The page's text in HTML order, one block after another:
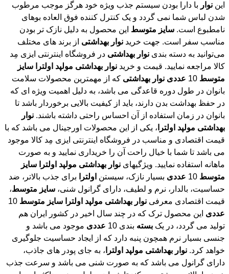
این نوار با دارا بودن سیستم جذب ویژه خود هرگز موجب مرطوب
شدن لباس شما نمی گردد و یک کنترل کننده فوق العاده بوهای
نامطبوع است. سایز متوسط این محصول به دلیل نازک تر بودن
مناسب سفر است. جهت خرید نوار بهداشتی از برند های مختلف
می‌توانید به دسته بندی نوار بهداشتی در فروشگاه اینترنتی ایزی مِد
کالا مراجعه نمایید. قیمت و خرید نوار بهداشتی مولپد اولترا
سایز
متوسط
عددی نوار بهداشتی که از مهمترین محصولات سلامت
بانوان در طول دوره قاعدگی می باشد، به دلیل اهمیت ویژه ای که
در حفظ بهداشت بدن دارند، باید از کیفیت بالایی برخوردار باشد تا
بانوان در زمان استفاده از آن احساس راحتی داشته باشند. نوار
بهداشتی مولپد اولترا ، یکی از این محصولات اورجینال می باشد که با
قیمت اقتصادی و مناسب در فروشگاه اینترنتی ایزی مِد کالا موجود
می باشد تا شما با خیال راحت آن را خریداری نمایید و به صورت
ماهانه استفاده نمایید. ویژگیهای نوار بهداشتی مولپد اولترا
سایز
متوسط
عددی بسیار نازک، سیستن اولترا
برای جذب بالاتر، ضد
حساسیت، بالدار، نرم و لطیف، دارای گرانول شنی، سایز متوسط،
قیمت اقتصادی معرفی نوار بهداشتی مولپد اولترا سایز متوسط
عددی این محصول ترک که در چند سال اخیر در کشور ایران هم
تولید می گردد، در یک بسته بندی 10 عددی موجود می باشد و
جنسی بسیار نرم همچون پنبه دارد که از ایجاد حساسیت جلوگیری
خواهد کرد. نوار بهداشتی مولپد اولترا ، به جای پودر های جاذب،
دارای گرانول می باشد که به صورت شنی می باشد و سرعت جذب
خون را بالاتر و بیشتر می کند تا شما در طول روز، حداکثر احساس